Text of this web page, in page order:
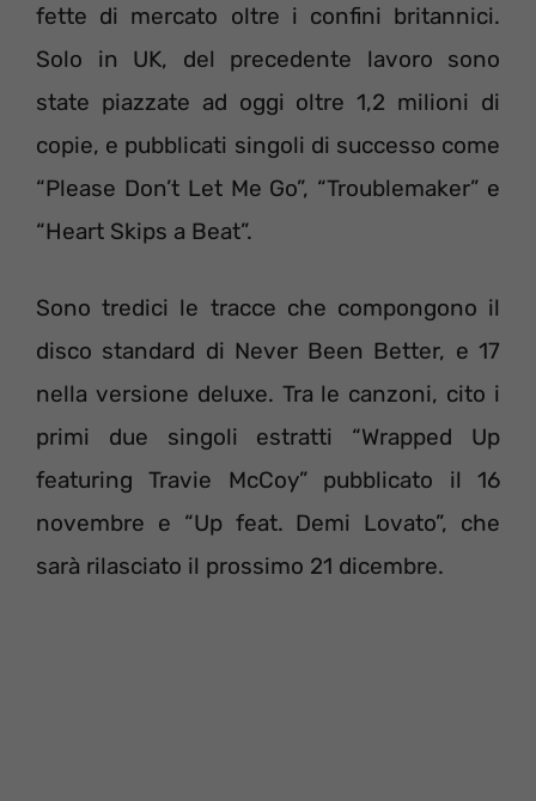
fette di mercato oltre i confini britannici.
Solo in UK, del precedente lavoro sono
state piazzate ad oggi oltre 1,2 milioni di
copie, e pubblicati singoli di successo come
“Please Don’t Let Me Go”, “Troublemaker” e
“Heart Skips a Beat”.
Sono tredici le tracce che compongono il
disco standard di Never Been Better, e 17
nella versione deluxe. Tra le canzoni, cito i
primi due singoli estratti “Wrapped Up
featuring Travie McCoy” pubblicato il 16
novembre e “Up feat. Demi Lovato”, che
sarà rilasciato il prossimo 21 dicembre.